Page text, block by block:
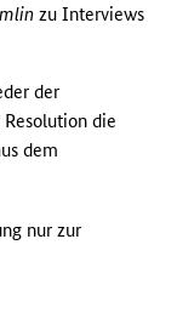
zu Interviews
der
die
dem
nur zur